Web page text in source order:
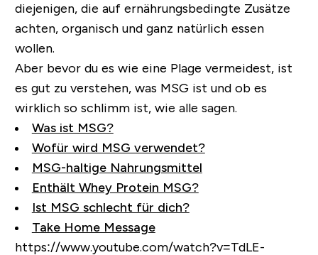
diejenigen, die auf ernährungsbedingte Zusätze
achten, organisch und ganz natürlich essen
wollen.
Aber bevor du es wie eine Plage vermeidest, ist
es gut zu verstehen, was MSG ist und ob es
wirklich so schlimm ist, wie alle sagen.
Was ist MSG?
Wofür wird MSG verwendet?
MSG-haltige Nahrungsmittel
Enthält Whey Protein MSG?
Ist MSG schlecht für dich?
Take Home Message
https://www.youtube.com/watch?v=TdLE-